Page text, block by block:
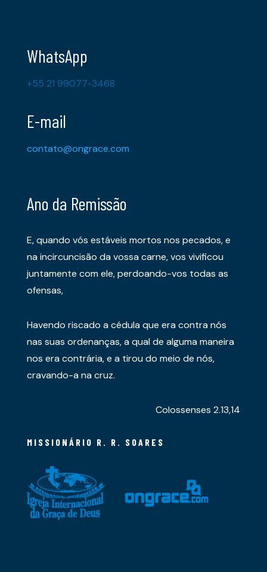
WhatsApp
+55 21 99077-3468
E-mail
contato@ongrace.com
Ano da Remissão
E, quando vós estáveis mortos nos pecados, e
na incircuncisão da vossa carne, vos vivificou
juntamente com ele, perdoando-vos todas as
ofensas,
Havendo riscado a cédula que era contra nós
nas suas ordenanças, a qual de alguma maneira
nos era contrária, e a tirou do meio de nós,
cravando-a na cruz.
Colossenses 2.13,14
MISSIONÁRIO R. R. SOARES